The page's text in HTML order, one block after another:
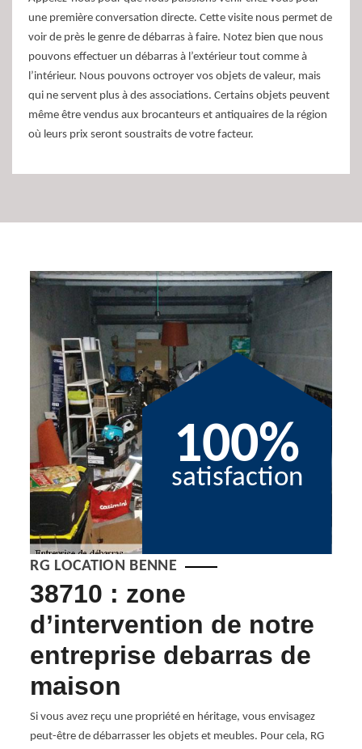
une première conversation directe. Cette visite nous permet de
voir de près le genre de débarras à faire. Notez bien que nous
pouvons effectuer un débarras à l’extérieur tout comme à
l’intérieur. Nous pouvons octroyer vos objets de valeur, mais
qui ne servent plus à des associations. Certains objets peuvent
même être vendus aux brocanteurs et antiquaires de la région
où leurs prix seront soustraits de votre facteur.
100%
satisfaction
RG LOCATION BENNE
38710 : zone
d’intervention de notre
entreprise debarras de
maison
Si vous avez reçu une propriété en héritage, vous envisagez
peut-être de débarrasser les objets et meubles. Pour cela, RG